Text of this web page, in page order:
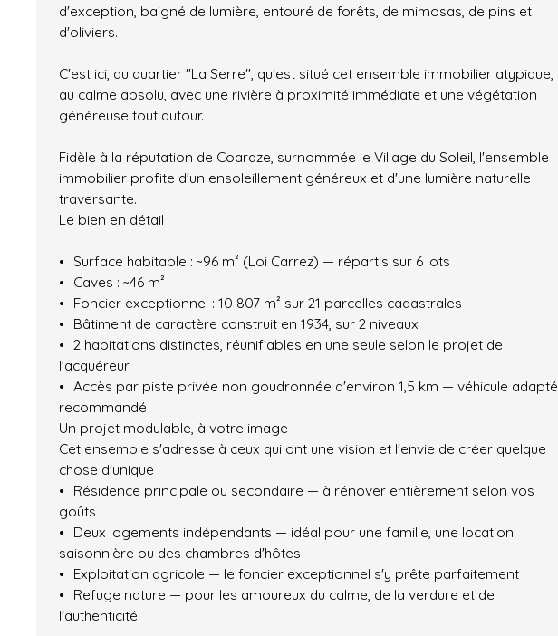
d'exception, baigné de lumière, entouré de forêts, de mimosas, de pins et
d'oliviers.
C'est ici, au quartier "La Serre", qu'est situé cet ensemble immobilier atypique,
au calme absolu, avec une rivière à proximité immédiate et une végétation
généreuse tout autour.
Fidèle à la réputation de Coaraze, surnommée le Village du Soleil, l'ensemble
immobilier profite d'un ensoleillement généreux et d'une lumière naturelle
traversante.
Le bien en détail
Surface habitable : ~96 m² (Loi Carrez) — répartis sur 6 lots
Caves : ~46 m²
Foncier exceptionnel : 10 807 m² sur 21 parcelles cadastrales
Bâtiment de caractère construit en 1934, sur 2 niveaux
2 habitations distinctes, réunifiables en une seule selon le projet de
l'acquéreur
Accès par piste privée non goudronnée d'environ 1,5 km — véhicule adapté
recommandé
Un projet modulable, à votre image
Cet ensemble s'adresse à ceux qui ont une vision et l'envie de créer quelque
chose d'unique :
Résidence principale ou secondaire — à rénover entièrement selon vos
goûts
Deux logements indépendants — idéal pour une famille, une location
saisonnière ou des chambres d'hôtes
Exploitation agricole — le foncier exceptionnel s'y prête parfaitement
Refuge nature — pour les amoureux du calme, de la verdure et de
l'authenticité